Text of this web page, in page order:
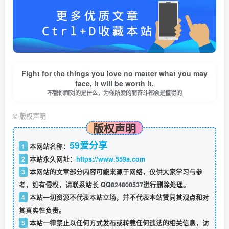
Fight for the things you love no matter what you may
face, it will be worth it.
不管你面对的是什么，为你所爱的而奋斗都会是值得的
© 版权声明
版权声明
1 本网站名称： 59爱分享
2 本站永久网址： https://www.559a.com
3 本网站的文章部分内容可能来源于网络，仅供大家学习与参
考，如有侵权，请联系站长 QQ824800537进行删除处理。
4 本站一切资源不代表本站立场，并不代表本站赞同其观点和对
其真实性负责。
5 本站一律禁止以任何方式发布或转载任何违法的相关信息，访